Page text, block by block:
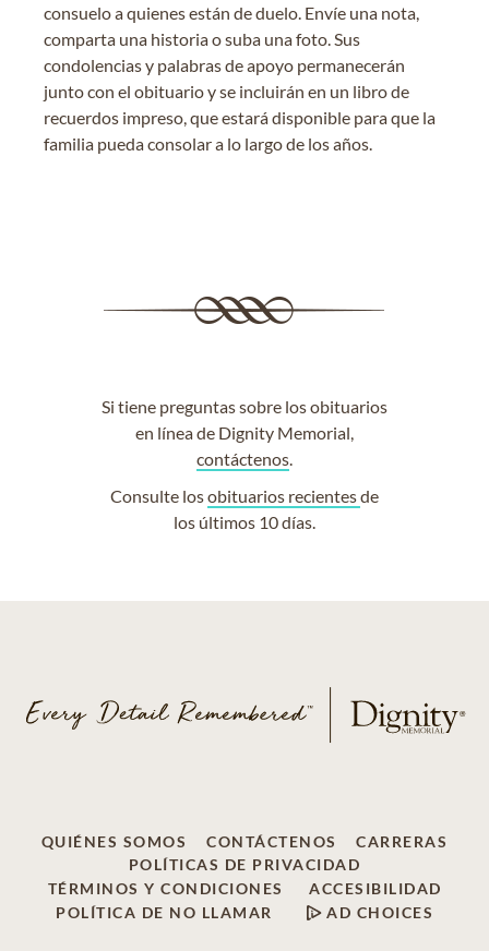
consuelo a quienes están de duelo. Envíe una nota,
comparta una historia o suba una foto. Sus
condolencias y palabras de apoyo permanecerán
junto con el obituario y se incluirán en un libro de
recuerdos impreso, que estará disponible para que la
familia pueda consolar a lo largo de los años.
Si tiene preguntas sobre los obituarios
en línea de Dignity Memorial,
contáctenos.
Consulte losobituarios recientesde
los últimos 10 días.
QUIÉNES SOMOS CONTÁCTENOS
CARRERAS
POLÍTICAS DE PRIVACIDAD
TÉRMINOS Y CONDICIONES
ACCESIBILIDAD
POLÍTICA DE NO LLAMAR
AD CHOICES